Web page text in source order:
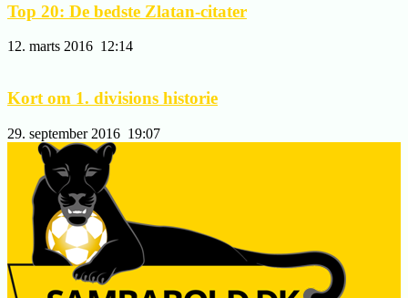
Top 20: De bedste Zlatan-citater
12. marts 2016 12:14
Kort om 1. divisions historie
29. september 2016 19:07